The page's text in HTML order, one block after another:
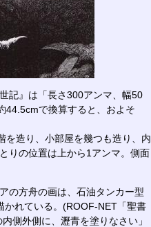
記』は「長さ300アンマ、幅50
44.5cmで換算すると、およそ
を造り、小部屋を幾つも造り、内
りの位置は上から1アンマ。側面
の方舟の画は、石油タンカー型
かれている。(ROOF-NET「聖書
側外側に、瀝青を塗りなさい」